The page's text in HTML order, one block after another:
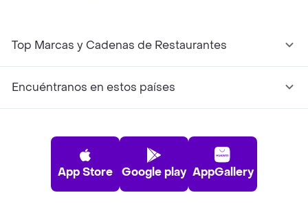
Top Marcas y Cadenas de Restaurantes
Encuéntranos en estos países
App Store Google play AppGallery